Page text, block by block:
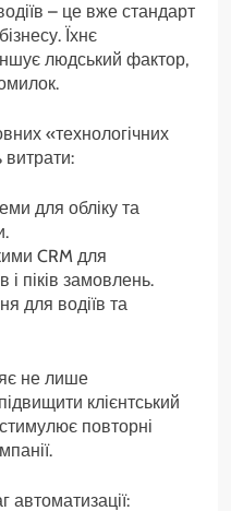
– це вже стандарт
Їхнє
людський фактор,
«технологічних
витрати:
для обліку та
CRM для
і піків замовлень.
для водіїв та
не лише
клієнтський
повторні
автоматизації: